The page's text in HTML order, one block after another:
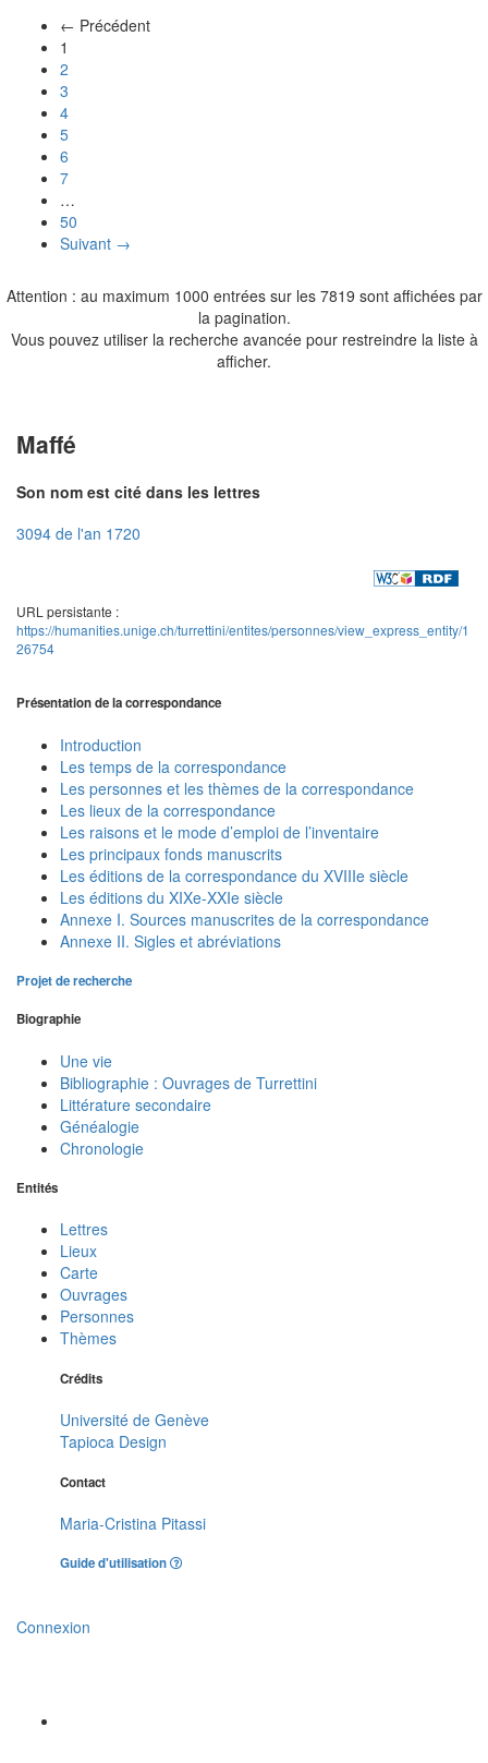
← Précédent
1
2
3
4
5
6
7
…
50
Suivant →
Attention : au maximum 1000 entrées sur les 7819 sont affichées par
la pagination.
Vous pouvez utiliser la recherche avancée pour restreindre la liste à
afficher.
Maffé
Son nom est cité dans les lettres
3094 de l'an 1720
URL persistante :
https://humanities.unige.ch/turrettini/entites/personnes/view_express_entity/1
26754
Présentation de la correspondance
Introduction
Les temps de la correspondance
Les personnes et les thèmes de la correspondance
Les lieux de la correspondance
Les raisons et le mode d’emploi de l’inventaire
Les principaux fonds manuscrits
Les éditions de la correspondance du XVIIIe siècle
Les éditions du XIXe-XXIe siècle
Annexe I. Sources manuscrites de la correspondance
Annexe II. Sigles et abréviations
Projet de recherche
Biographie
Une vie
Bibliographie : Ouvrages de Turrettini
Littérature secondaire
Généalogie
Chronologie
Entités
Lettres
Lieux
Carte
Ouvrages
Personnes
Thèmes
Crédits
Université de Genève
Tapioca Design
Contact
Maria-Cristina Pitassi
Guide d'utilisation
Connexion